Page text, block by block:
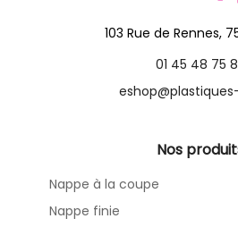
103 Rue de Rennes,
01 45 48 75
Nos
Nappe à la coupe
Nappe finie